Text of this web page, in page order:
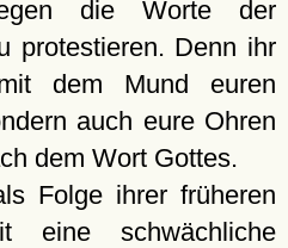
die Worte der
protestieren. Denn ihr
dem Mund euren
auch eure Ohren
dem Wort Gottes.
Folge ihrer früheren
eine schwächliche